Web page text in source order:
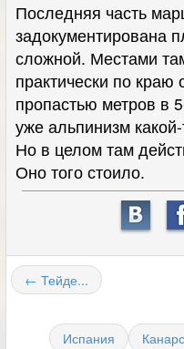
Последняя часть
задокументирована
сложной. Местами
практически по
пропастью метров в
уже альпинизм
Но в целом там
Оно того стоило.
← Тейде...
Испания